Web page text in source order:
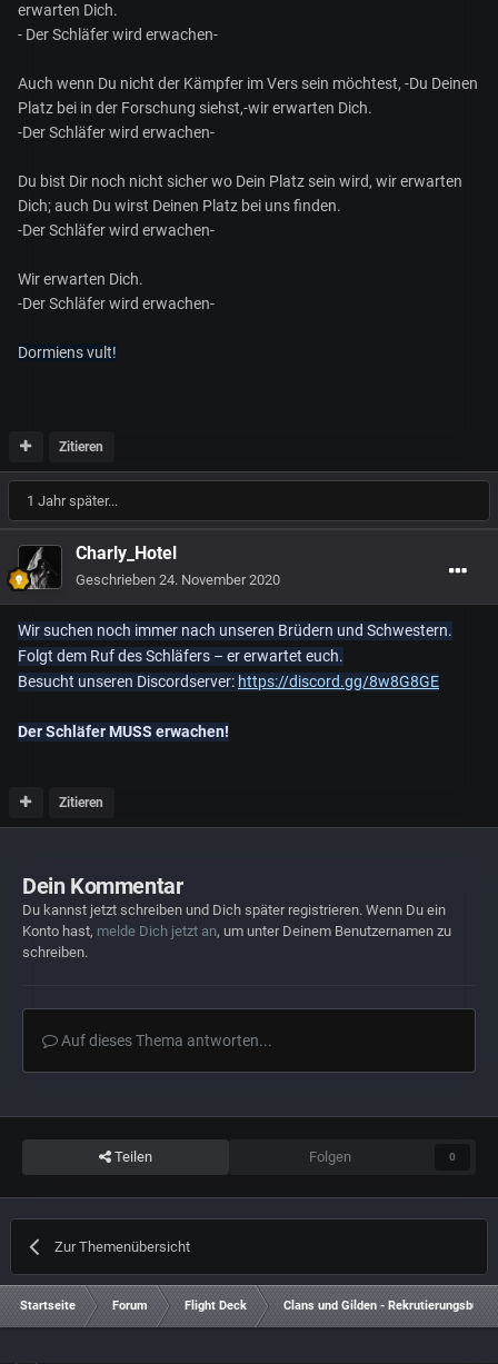
erwarten Dich.
- Der Schläfer wird erwachen-
Auch wenn Du nicht der Kämpfer im Vers sein möchtest, -Du Deinen
Platz bei in der Forschung siehst,-wir erwarten Dich.
-Der Schläfer wird erwachen-
Du bist Dir noch nicht sicher wo Dein Platz sein wird, wir erwarten
Dich; auch Du wirst Deinen Platz bei uns finden.
-Der Schläfer wird erwachen-
Wir erwarten Dich.
-Der Schläfer wird erwachen-
Dormiens vult!
Zitieren
1 Jahr später...
Charly_Hotel
Geschrieben 24. November 2020
Wir suchen noch immer nach unseren Brüdern und Schwestern.
Folgt dem Ruf des Schläfers – er erwartet euch.
Besucht unseren Discordserver: https://discord.gg/8w8G8GE
Der Schläfer MUSS erwachen!
Zitieren
Dein Kommentar
Du kannst jetzt schreiben und Dich später registrieren. Wenn Du ein
Konto hast, melde Dich jetzt an, um unter Deinem Benutzernamen zu
schreiben.
Auf dieses Thema antworten...
Teilen Folgen 0
Zur Themenübersicht
Startseite Forum Flight Deck Clans und Gilden - Rekrutierungsbüro